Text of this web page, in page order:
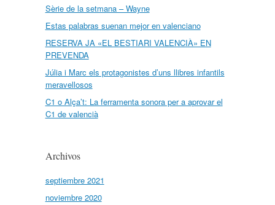
Sèrie de la setmana – Wayne
Estas palabras suenan mejor en valenciano
RESERVA JA «EL BESTIARI VALENCIÀ» EN
PREVENDA
Júlia i Marc els protagonistes d’uns llibres infantils
meravellosos
C1 o Alça’t: La ferramenta sonora per a aprovar el
C1 de valencià
Archivos
septiembre 2021
noviembre 2020